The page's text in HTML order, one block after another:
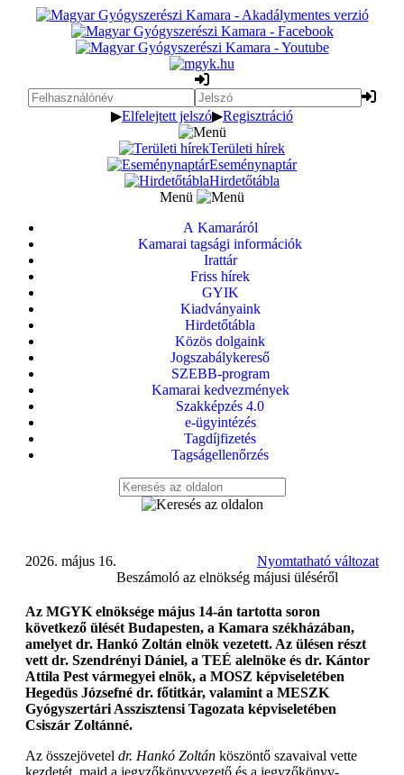
▶Elfelejtett jelszó▶Regisztráció
Területi hírek
Eseménynaptár
Hirdetőtábla
Menü
A Kamaráról
Kamarai tagsági információk
Irattár
Friss hírek
GYIK
Kiadványaink
Hirdetőtábla
Közös dolgaink
Jogszabálykereső
SZEBB-program
Kamarai kedvezmények
Szakképzés 4.0
e-ügyintézés
Tagdíjfizetés
Tagságellenőrzés
Nyomtatható változat
2026. május 16.
Beszámoló az elnökség májusi üléséről
Az MGYK elnöksége május 14-án tartotta soron
következő ülését Budapesten, a Kamara székházában,
amelyet dr. Hankó Zoltán elnök vezetett. Az ülésen részt
vett dr. Szendrényi Dániel, a TEÉ alelnöke és dr. Kántor
Attila Pest vármegyei elnök, a MOSZ képviseletében
Hegedüs Józsefné dr. főtitkár, valamint a MESZK
Gyógyszertári Asszisztensi Tagozata képviseletében
Csiszár Zoltánné.
Az összejövetel dr. Hankó Zoltán köszöntő szavaival vette
kezdetét, majd a jegyzőkönyvvezető és a jegyzőkönyv-